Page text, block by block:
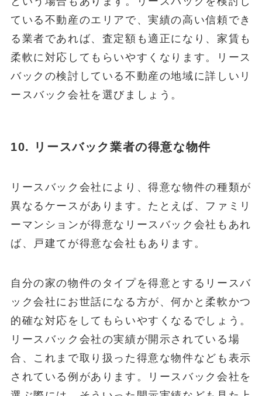
ている不動産のエリアで、実績の高い信頼でき
る業者であれば、査定額も適正になり、家賃も
柔軟に対応してもらいやすくなります。リース
バックの検討している不動産の地域に詳しいリ
ースバック会社を選びましょう。
10. リースバック業者の得意な物件
リースバック会社により、得意な物件の種類が
異なるケースがあります。たとえば、ファミリ
ーマンションが得意なリースバック会社もあれ
ば、戸建てが得意な会社もあります。
自分の家の物件のタイプを得意とするリースバ
ック会社にお世話になる方が、何かと柔軟かつ
的確な対応をしてもらいやすくなるでしょう。
リースバック会社の実績が開示されている場
合、これまで取り扱った得意な物件なども表示
されている例があります。リースバック会社を